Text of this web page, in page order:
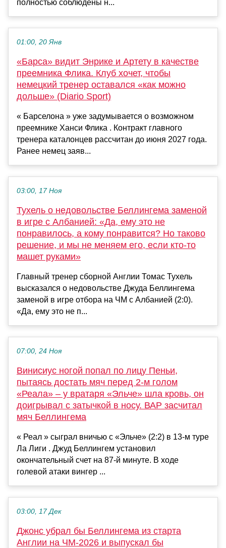
полностью соблюдены н...
01:00, 20 Янв
«Барса» видит Энрике и Артету в качестве
преемника Флика. Клуб хочет, чтобы
немецкий тренер оставался «как можно
дольше» (Diario Sport)
« Барселона » уже задумывается о возможном
преемнике Ханси Флика . Контракт главного
тренера каталонцев рассчитан до июня 2027 года.
Ранее немец заяв...
03:00, 17 Ноя
Тухель о недовольстве Беллингема заменой
в игре с Албанией: «Да, ему это не
понравилось, а кому понравится? Но таково
решение, и мы не меняем его, если кто-то
машет руками»
Главный тренер сборной Англии Томас Тухель
высказался о недовольстве Джуда Беллингема
заменой в игре отбора на ЧМ с Албанией (2:0).
«Да, ему это не п...
07:00, 24 Ноя
Винисиус ногой попал по лицу Пеньи,
пытаясь достать мяч перед 2-м голом
«Реала» – у вратаря «Эльче» шла кровь, он
доигрывал с затычкой в носу. ВАР засчитал
мяч Беллингема
« Реал » сыграл вничью с «Эльче» (2:2) в 13-м туре
Ла Лиги . Джуд Беллингем установил
окончательный счет на 87-й минуте. В ходе
голевой атаки вингер ...
03:00, 17 Дек
Джонс убрал бы Беллингема из старта
Англии на ЧМ-2026 и выпускал бы